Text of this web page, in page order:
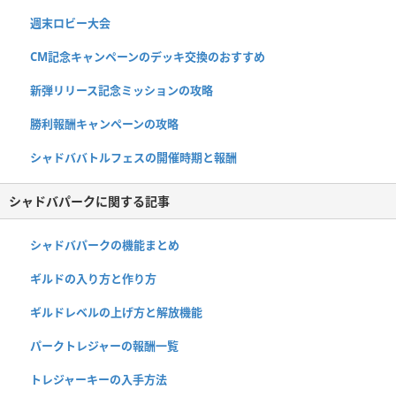
週末ロビー大会
CM記念キャンペーンのデッキ交換のおすすめ
新弾リリース記念ミッションの攻略
勝利報酬キャンペーンの攻略
シャドババトルフェスの開催時期と報酬
シャドバパークに関する記事
シャドバパークの機能まとめ
ギルドの入り方と作り方
ギルドレベルの上げ方と解放機能
パークトレジャーの報酬一覧
トレジャーキーの入手方法